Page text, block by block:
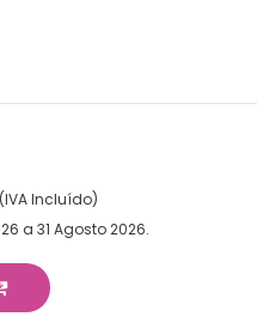
(IVA Incluído)
a 31 Agosto 2026.